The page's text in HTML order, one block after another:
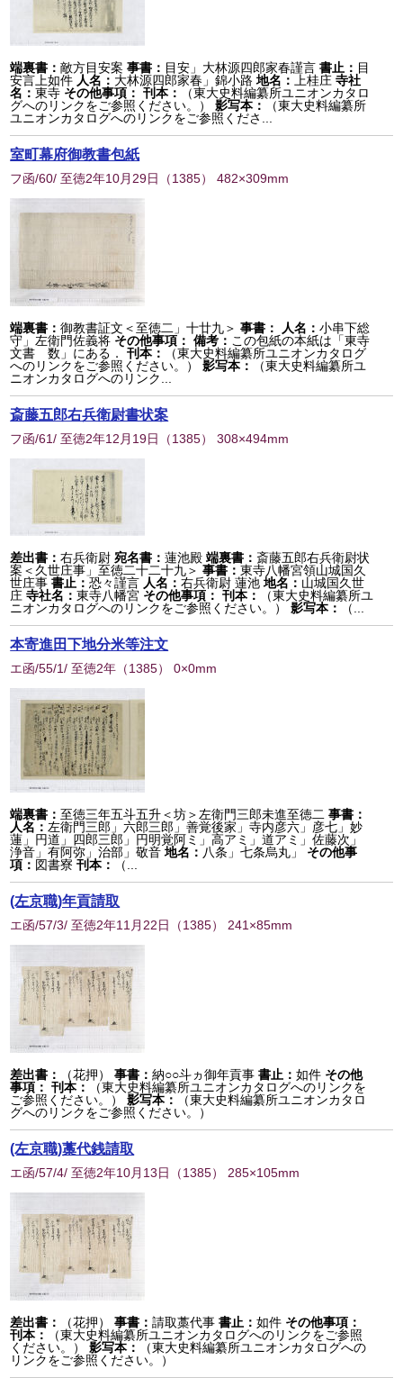
端裏書：敵方目安案 事書： 目安」大林源四郎家春謹言書止： 目
安言上如件 人名： 大林源四郎家春」錦小路 地名： 上桂庄 寺社
名：東寺 その他事項： 刊本：
（東大史料編纂所ユニオンカタロ
グへのリンクをご参照ください。）
影写本：
（東大史料編纂所
ユニオンカタログへのリンクをご参照くださ...
室町幕府御教書包紙
フ函/60/ 至徳2年10月29日 （1385） 482×309mm
端裏書：御教書証文＜至徳二」十廿九＞ 事書： 人名：小串下総
守」左衛門佐義将 その他事項： 備考： この包紙の本紙は「東寺
文書 数」にある．
刊本：
（東大史料編纂所ユニオンカタログ
へのリンクをご参照ください。）
影写本：
（東大史料編纂所ユ
ニオンカタログへのリンク...
斎藤五郎右兵衛尉書状案
フ函/61/ 至徳2年12月19日 （1385） 308×494mm
差出書：右兵衛尉 宛名書：蓮池殿 端裏書：斎藤五郎右兵衛尉状
案＜久世庄事」至徳二十二十九＞ 事書：東寺八幡宮領山城国久
世庄事書止：恐々謹言 人名：右兵衛尉 蓮池 地名： 山城国久世
庄 寺社名：東寺八幡宮 その他事項： 刊本：
（東大史料編纂所ユ
ニオンカタログへのリンクをご参照ください。）
影写本： （...
本寄進田下地分米等注文
エ函/55/1/ 至徳2年 （1385） 0×0mm
端裏書：至徳三年五斗五升＜坊＞左衛門三郎未進至徳二 事書：
人名： 左衛門三郎」六郎三郎」善覚後家」寺内彦六」彦七」妙
蓮」円道」四郎三郎」円明覚阿ミ」高アミ」道アミ」佐藤次」
浄音」有阿弥」治部」敬音 地名： 八条」七条烏丸」
その他事
項： 図書寮刊本： （...
(左京職)年貢請取
エ函/57/3/ 至徳2年11月22日 （1385） 241×85mm
差出書： （花押） 事書：納○○斗ヵ御年貢事書止：如件 その他
事項： 刊本：
（東大史料編纂所ユニオンカタログへのリンクを
ご参照ください。）
影写本：
（東大史料編纂所ユニオンカタロ
グへのリンクをご参照ください。）
(左京職)藁代銭請取
エ函/57/4/ 至徳2年10月13日 （1385） 285×105mm
差出書： （花押） 事書：請取藁代事書止：如件 その他事項：
刊本：
（東大史料編纂所ユニオンカタログへのリンクをご参照
ください。）
影写本：
（東大史料編纂所ユニオンカタログへの
リンクをご参照ください。）